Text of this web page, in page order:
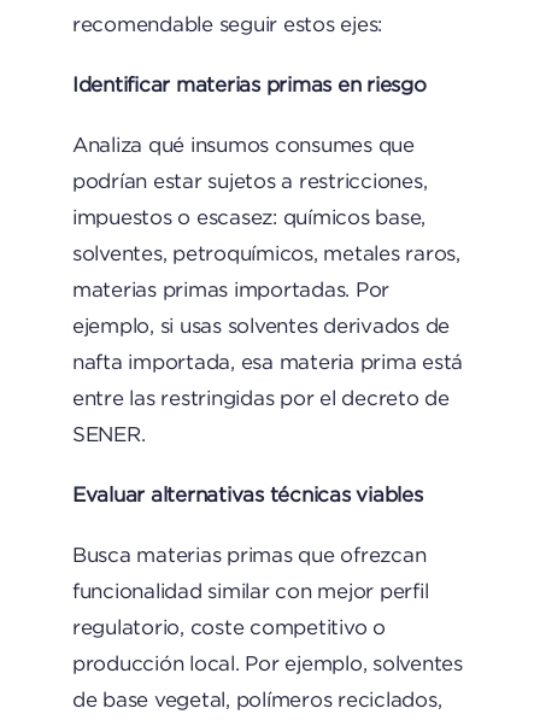
recomendable seguir estos ejes:
Identificar materias primas en riesgo
Analiza qué insumos consumes que
podrían estar sujetos a restricciones,
impuestos o escasez: químicos base,
solventes, petroquímicos, metales raros,
materias primas importadas. Por
ejemplo, si usas solventes derivados de
nafta importada, esa materia prima está
entre las restringidas por el decreto de
SENER.
Evaluar alternativas técnicas viables
Busca materias primas que ofrezcan
funcionalidad similar con mejor perfil
regulatorio, coste competitivo o
producción local. Por ejemplo, solventes
de base vegetal, polímeros reciclados,